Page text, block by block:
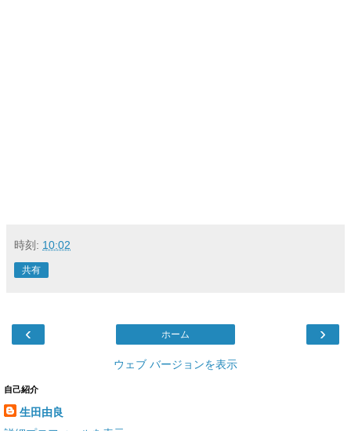
時刻: 10:02
共有
‹ ›
ホーム
ウェブ バージョンを表示
自己紹介
生田由良